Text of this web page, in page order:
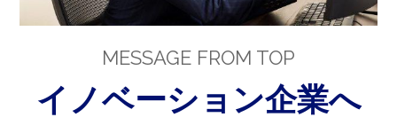
MESSAGE FROM TOP
イノベーション企業へ